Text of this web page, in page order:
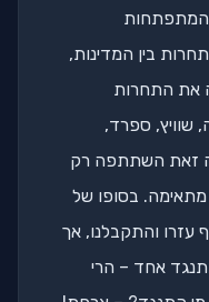
המתפתחות
בין המדינות,
את התחרות
שוויץ, ספרד,
זאת השתתפה רק
בסופו של
והתקבלנו, אך
אחד – הרי